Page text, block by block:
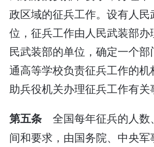
政区域的征兵工作。设有人民
位，征兵工作由人民武装部办
民武装部的单位，确定一个部
通高等学校负责征兵工作的机
助兵役机关办理征兵工作有关
第五条 全国每年征兵的人数
间和要求，由国务院、中央军